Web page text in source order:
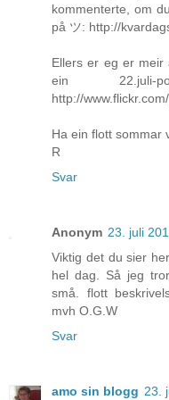
kommenterte, om
på ツ: http://
Ellers er eg er meir
ein
http://
Ha ein flott sommar
R
Svar
Anonym 23. juli
Viktig det du sier
hel dag. Så jeg
små. flott
mvh O.G.W
Svar
amo sin blogg 23.